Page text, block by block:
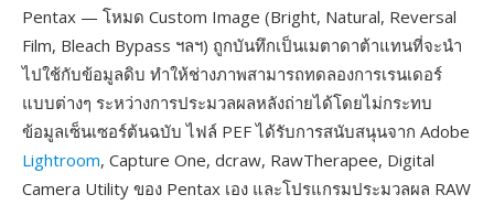
Pentax — โหมด Custom Image (Bright, Natural, Reversal
Film, Bleach Bypass ฯลฯ) ถูกบันทึกเป็นเมตาดาต้าแทนที่จะนำ
ไปใช้กับข้อมูลดิบ ทำให้ช่างภาพสามารถทดลองการเรนเดอร์
แบบต่างๆ ระหว่างการประมวลผลหลังถ่ายได้โดยไม่กระทบ
ข้อมูลเซ็นเซอร์ต้นฉบับ ไฟล์ PEF ได้รับการสนับสนุนจาก Adobe
Lightroom, Capture One, dcraw, RawTherapee, Digital
Camera Utility ของ Pentax เอง และโปรแกรมประมวลผล RAW